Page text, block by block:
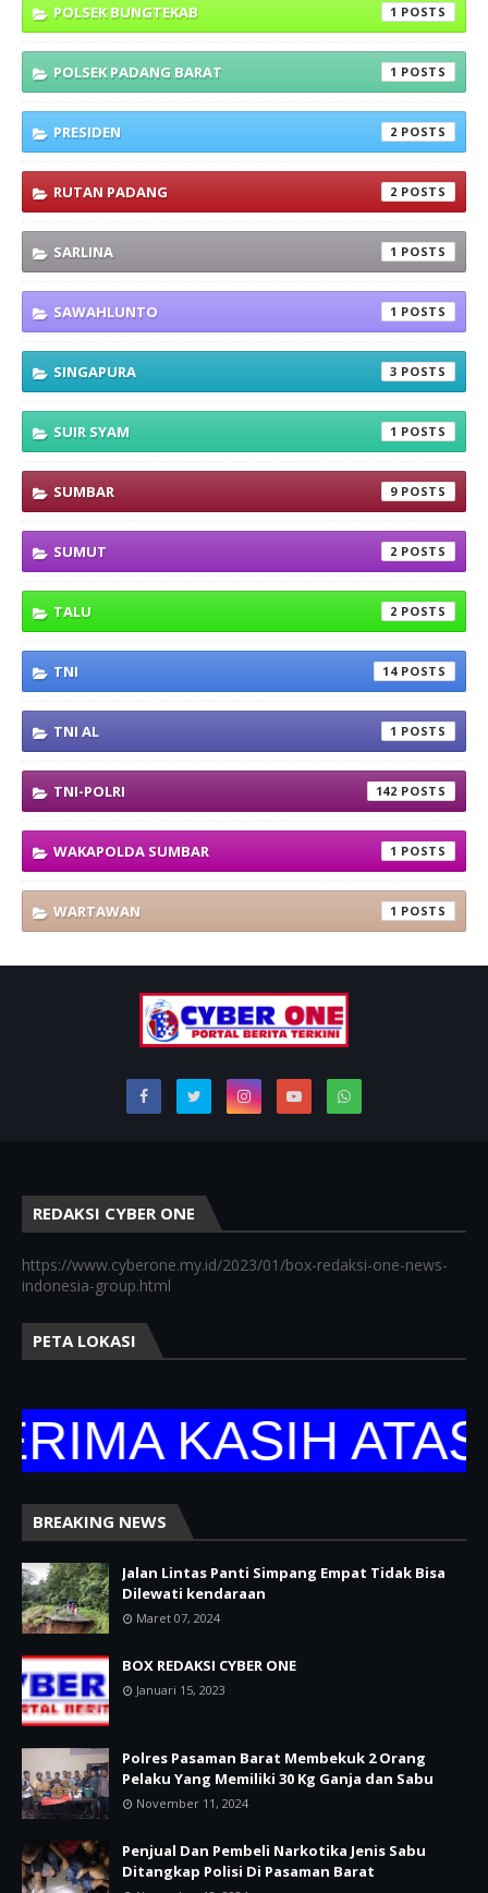
POLSEK BUNGTEKAB 1
POLSEK PADANG BARAT 1
PRESIDEN 2
RUTAN PADANG 2
SARLINA 1
SAWAHLUNTO 1
SINGAPURA 3
SUIR SYAM 1
SUMBAR 9
SUMUT 2
TALU 2
TNI 14
TNI AL 1
TNI-POLRI 142
WAKAPOLDA SUMBAR 1
WARTAWAN 1
REDAKSI CYBER ONE
https://www.cyberone.my.id/2023/01/box-redaksi-one-news-
indonesia-group.html
PETA LOKASI
KASIH ATAS
BREAKING NEWS
Jalan Lintas Panti Simpang Empat Tidak Bisa
Dilewati kendaraan
Maret 07, 2024
BOX REDAKSI CYBER ONE
Januari 15, 2023
Polres Pasaman Barat Membekuk 2 Orang
Pelaku Yang Memiliki 30 Kg Ganja dan Sabu
November 11, 2024
Penjual Dan Pembeli Narkotika Jenis Sabu
Ditangkap Polisi Di Pasaman Barat